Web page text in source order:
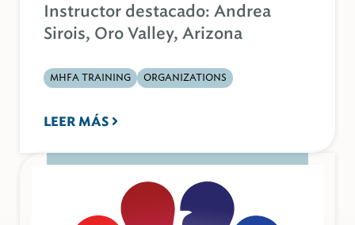
Instructor destacado: Andrea
Sirois, Oro Valley, Arizona
MHFA TRAINING ORGANIZATIONS
LEER MÁS